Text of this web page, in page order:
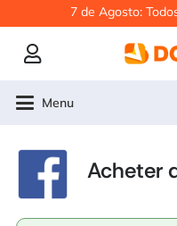
7 de Agosto:
Menu
Acheter